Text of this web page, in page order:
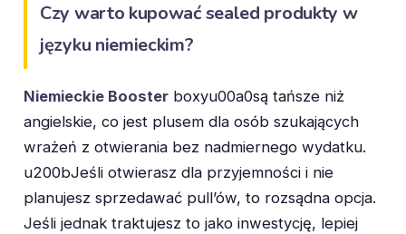
Czy warto kupować sealed produkty w
języku niemieckim?
Niemieckie Booster boxyu00a0są tańsze niż
angielskie, co jest plusem dla osób szukających
wrażeń z otwierania bez nadmiernego wydatku.
u200bJeśli otwierasz dla przyjemności i nie
planujesz sprzedawać pull’ów, to rozsądna opcja.
Jeśli jednak traktujesz to jako inwestycję, lepiej